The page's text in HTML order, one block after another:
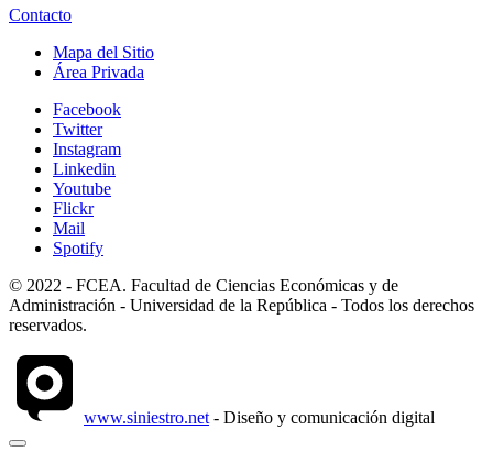
Contacto
Mapa del Sitio
Área Privada
Facebook
Twitter
Instagram
Linkedin
Youtube
Flickr
Mail
Spotify
© 2022 - FCEA. Facultad de Ciencias Económicas y de
Administración - Universidad de la República - Todos los derechos
reservados.
www.siniestro.net - Diseño y comunicación digital